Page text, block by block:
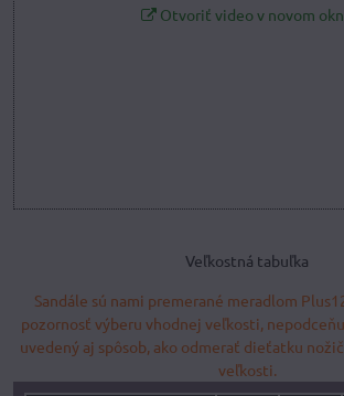
Otvoriť video v novom
Veľkostná tabuľka
Sandále sú nami premerané meradlom
pozornosť výberu vhodnej veľkosti,
uvedený aj spôsob, ako odmerať dieťatku
veľkosti.